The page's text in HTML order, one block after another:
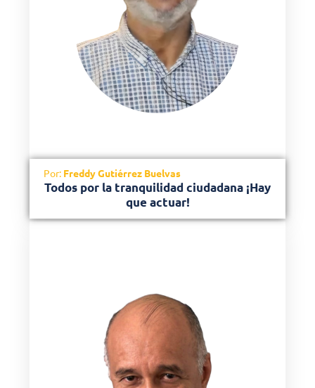
Por: Freddy Gutiérrez Buelvas
Todos por la tranquilidad ciudadana ¡Hay
que actuar!